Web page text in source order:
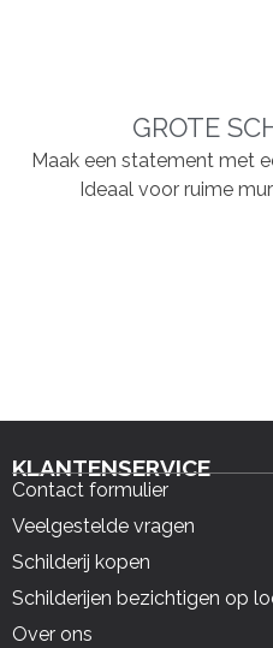
GROTE
Maak een statement met
Ideaal voor ruime
KLANTENSERVICE
Contact formulier
Veelgestelde vragen
Schilderij kopen
Schilderijen bezichtigen op
Over ons